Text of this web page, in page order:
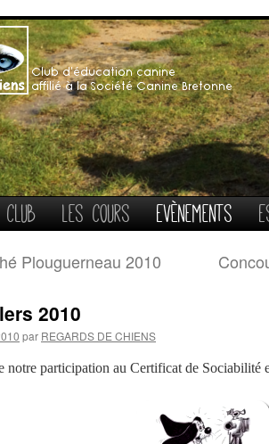
club Les cours Evènements
Plouguerneau 2010
2010
par REGARDS DE CHIENS
notre participation au Certificat de